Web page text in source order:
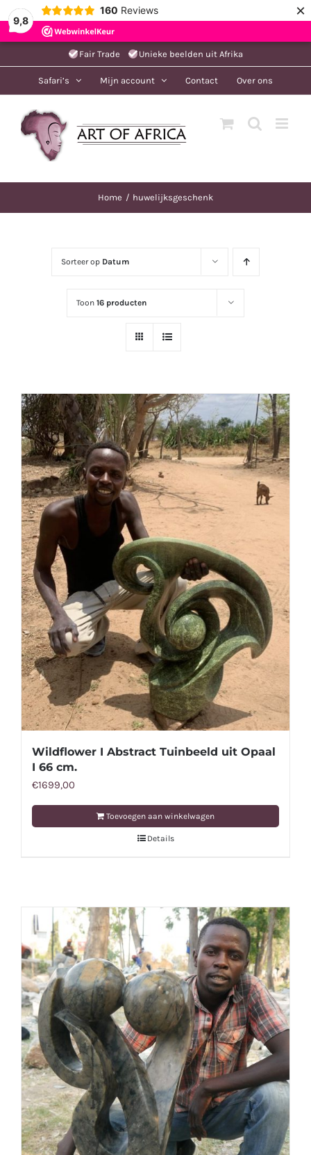
9,8
160 Reviews ×
naar
Fair Trade Unieke beelden uit Afrika
Safari’s Mijn account Contact Over ons
Home huwelijksgeschenk
Sorteer op Datum
Toon16 producten
Wildflower I Abstract Tuinbeeld uit Opaal
I 66 cm.
€1699,00
Toevoegen aan winkelwagen
Details